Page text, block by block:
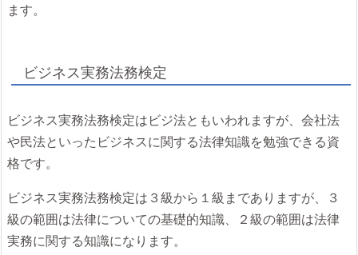
ます。
ビジネス実務法務検定
ビジネス実務法務検定はビジ法ともいわれますが、会社法
や民法といったビジネスに関する法律知識を勉強できる資
格です。
ビジネス実務法務検定は３級から１級までありますが、３
級の範囲は法律についての基礎的知識、２級の範囲は法律
実務に関する知識になります。